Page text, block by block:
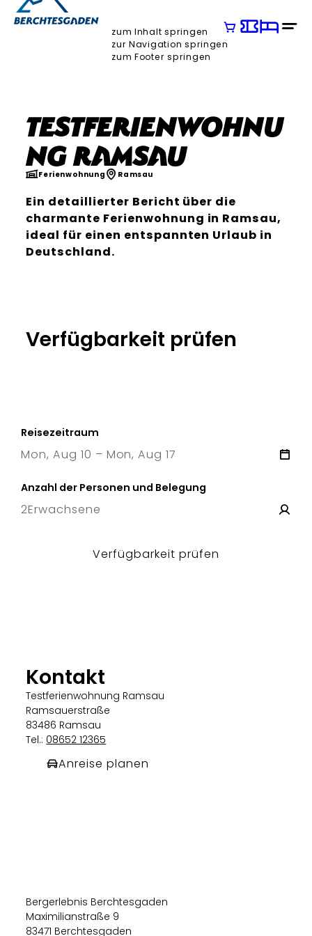
zum Inhalt springen
zur Navigation springen
zum Footer springen
Testferienwohnu
ng Ramsau
Ferienwohnung Ramsau
Ein detaillierter Bericht über die
charmante Ferienwohnung in Ramsau,
ideal für einen entspannten Urlaub in
Deutschland.
Verfügbarkeit prüfen
Reisezeitraum
Mon, Aug 10 – Mon, Aug 17
Anzahl der Personen und Belegung
2Erwachsene
Verfügbarkeit prüfen
Kontakt
Testferienwohnung Ramsau
Ramsauerstraße
83486 Ramsau
Tel.: 08652 12365
Anreise planen
Bergerlebnis Berchtesgaden
Maximilianstraße 9
83471 Berchtesgaden